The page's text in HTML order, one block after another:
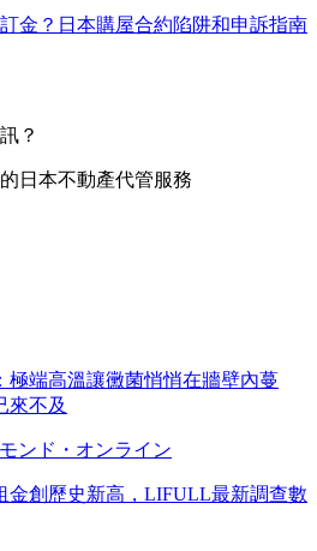
金？日本購屋合約陷阱和申訴指南
？
日本不動產代管服務
極端高溫讓黴菌悄悄在牆壁內蔓
來不及
ンド・オンライン
金創歷史新高，LIFULL最新調查數